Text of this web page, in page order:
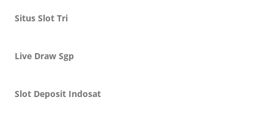
Situs Slot Tri
Live Draw Sgp
Slot Deposit Indosat